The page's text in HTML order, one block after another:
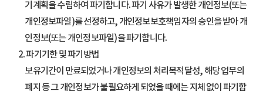
기계획을 수립하여 파기합니다. 파기 사유가 발생한 개인정보(또는
개인정보파일)를 선정하고, 개인정보보호책임자의 승인을 받아 개
인정보(또는 개인정보파일)을 파기합니다.
2. 파기기한 및 파기방법
보유기간이 만료되었거나 개인정보의 처리목적달성, 해당 업무의
폐지 등 그 개인정보가 불필요하게 되었을 때에는 지체 없이 파기합